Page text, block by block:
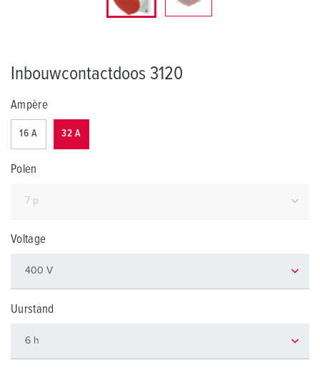
Inbouwcontactdoos 3120
Ampère
16 A 32 A
Polen
Voltage
Uurstand